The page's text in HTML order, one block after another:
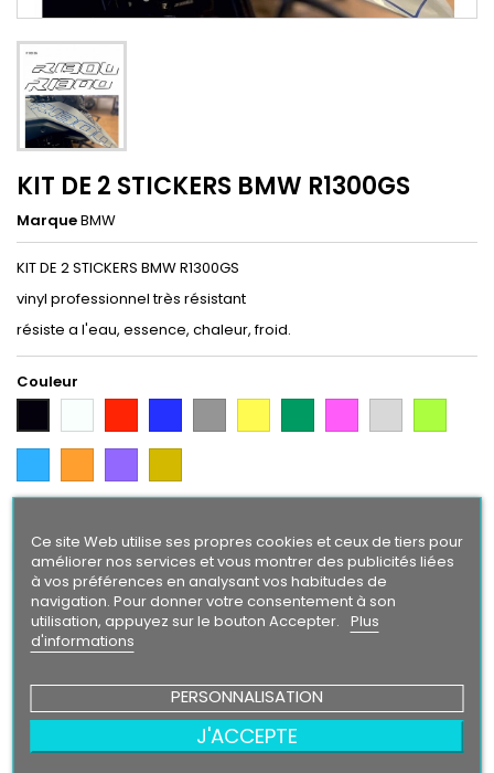
KIT DE 2 STICKERS BMW R1300GS
MarqueBMW
KIT DE 2 STICKERS BMW R1300GS
vinyl professionnel très résistant
résiste a l'eau, essence, chaleur, froid.
Couleur
ArgentCitron
Intense
Brillant
Mat
Taille
13,90 €
Quantité  Ajouter au panier
Ce site Web utilise ses propres cookies et ceux de tiers pour
améliorer nos services et vous montrer des publicités liées
à vos préférences en analysant vos habitudes de
navigation. Pour donner votre consentement à son
utilisation, appuyez sur le bouton Accepter. Plus
d'informations
PERSONNALISATION
J'ACCEPTE